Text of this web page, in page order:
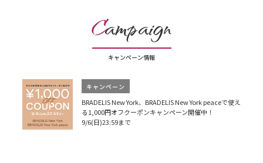
Campaign
キャンペーン情報
キャンペーン
BRADELIS New York、BRADELIS New York peaceで使え
る1,000円オフクーポンキャンペーン開催中！
9/6(日)23:59まで